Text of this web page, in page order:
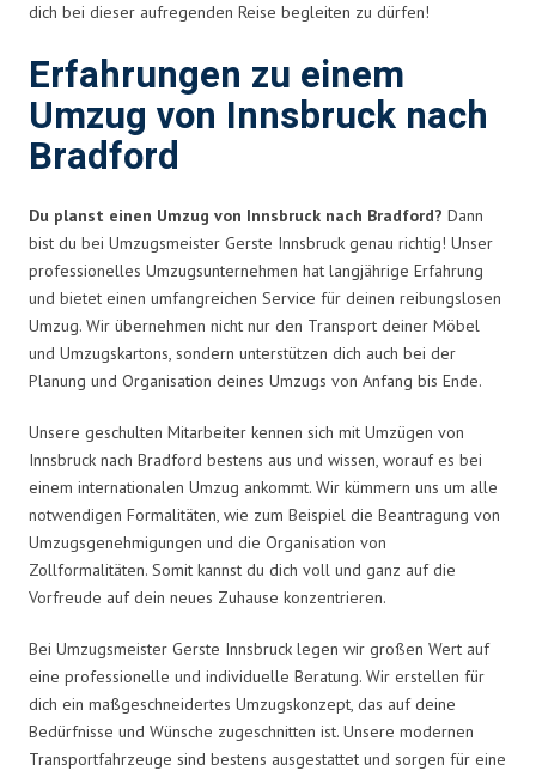
dich bei dieser aufregenden Reise begleiten zu dürfen!
Erfahrungen zu einem
Umzug von Innsbruck nach
Bradford
Du planst einen Umzug von Innsbruck nach Bradford? Dann
bist du bei Umzugsmeister Gerste Innsbruck genau richtig! Unser
professionelles Umzugsunternehmen hat langjährige Erfahrung
und bietet einen umfangreichen Service für deinen reibungslosen
Umzug. Wir übernehmen nicht nur den Transport deiner Möbel
und Umzugskartons, sondern unterstützen dich auch bei der
Planung und Organisation deines Umzugs von Anfang bis Ende.
Unsere geschulten Mitarbeiter kennen sich mit Umzügen von
Innsbruck nach Bradford bestens aus und wissen, worauf es bei
einem internationalen Umzug ankommt. Wir kümmern uns um alle
notwendigen Formalitäten, wie zum Beispiel die Beantragung von
Umzugsgenehmigungen und die Organisation von
Zollformalitäten. Somit kannst du dich voll und ganz auf die
Vorfreude auf dein neues Zuhause konzentrieren.
Bei Umzugsmeister Gerste Innsbruck legen wir großen Wert auf
eine professionelle und individuelle Beratung. Wir erstellen für
dich ein maßgeschneidertes Umzugskonzept, das auf deine
Bedürfnisse und Wünsche zugeschnitten ist. Unsere modernen
Transportfahrzeuge sind bestens ausgestattet und sorgen für eine